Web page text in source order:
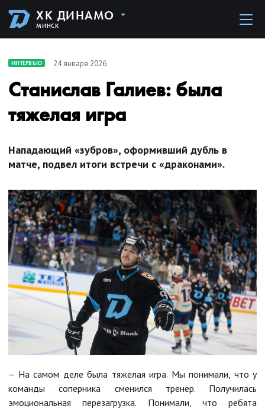
ХК ДИНАМО
МИНСК
ИНТЕРВЬЮ 24 января 2026
Станислав Галиев: была
тяжелая игра
Нападающий «зубров», оформивший дубль в
матче, подвел итоги встречи с «драконами».
– На самом деле была тяжелая игра. Мы понимали, что у
команды соперника сменился тренер. Получилась
эмоциональная перезагрузка. Понимали, что ребята